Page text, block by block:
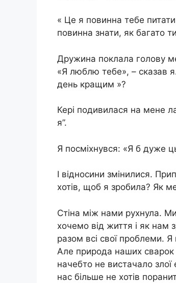
« Це я повинна тебе
повинна знати, як багато
Дружина поклала голову
«Я люблю тебе», – сказав
день кращим »?
Кері подивилася на мене
я”.
Я посміхнувся: «Я б дуже
І відносини змінилися.
хотів, щоб я зробила? Як
Стіна між нами рухнула.
хочемо від життя і як нам
разом всі свої проблеми.
Але природа наших сварок
начебто не вистачало
нас більше не хотів